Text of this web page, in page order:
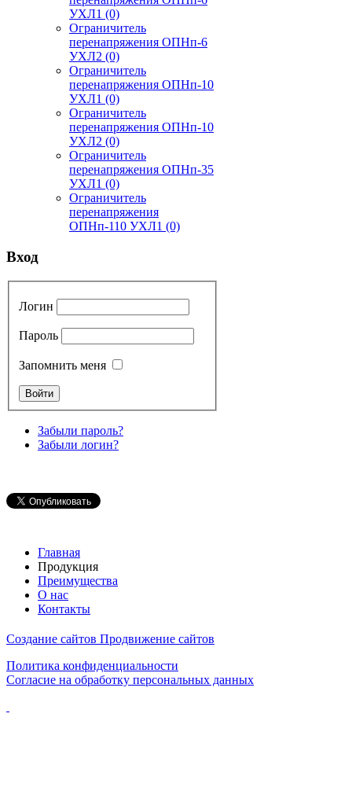
УХЛ1 (0)
Ограничитель
перенапряжения ОПНп-6
УХЛ2 (0)
Ограничитель
перенапряжения ОПНп-10
УХЛ1 (0)
Ограничитель
перенапряжения ОПНп-10
УХЛ2 (0)
Ограничитель
перенапряжения ОПНп-35
УХЛ1 (0)
Ограничитель
перенапряжения
ОПНп-110 УХЛ1 (0)
Вход
Логин
Пароль
Запомнить меня
Забыли пароль?
Забыли логин?
Главная
Продукция
Преимущества
О нас
Контакты
Создание сайтов Продвижение сайтов
Политика конфиденциальности
Согласие на обработку персональных данных